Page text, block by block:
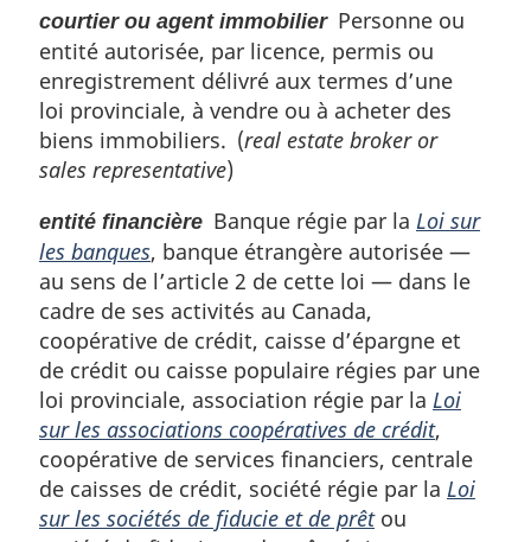
courtier ou agent immobilierPersonne ou
entité autorisée, par licence, permis ou
enregistrement délivré aux termes d’une
loi provinciale, à vendre ou à acheter des
biens immobiliers. (real estate broker or
sales representative)
entité financière Banque régie par la Loi sur
les banques, banque étrangère autorisée —
au sens de l’article 2 de cette loi — dans le
cadre de ses activités au Canada,
coopérative de crédit, caisse d’épargne et
de crédit ou caisse populaire régies par une
loi provinciale, association régie par la Loi
sur les associations coopératives de crédit,
coopérative de services financiers, centrale
de caisses de crédit, société régie par la Loi
sur les sociétés de fiducie et de prêtou